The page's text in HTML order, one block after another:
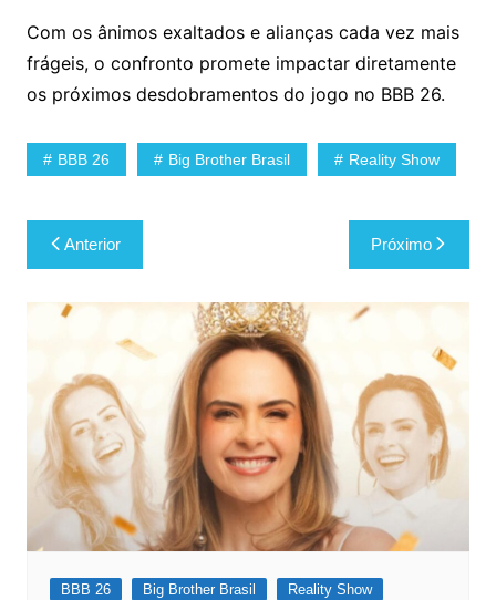
Com os ânimos exaltados e alianças cada vez mais
frágeis, o confronto promete impactar diretamente
os próximos desdobramentos do jogo no BBB 26.
BBB 26 Big Brother Brasil Reality Show
Navegação
de
Post
Anterior Próximo
BBB 26 Big Brother Brasil Reality Show